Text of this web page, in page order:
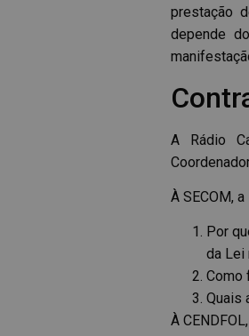
prestação
depende
A Rádio
À SECOM,
Por
da Lei
Como
Quais
À